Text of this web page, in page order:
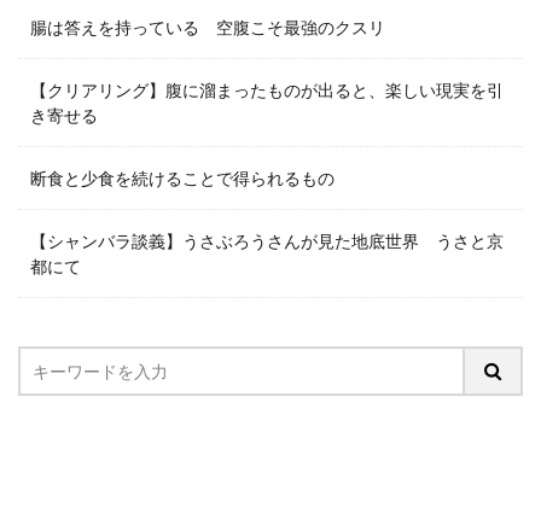
腸は答えを持っている 空腹こそ最強のクスリ
【クリアリング】腹に溜まったものが出ると、楽しい現実を引
き寄せる
断食と少食を続けることで得られるもの
【シャンバラ談義】うさぶろうさんが見た地底世界 うさと京
都にて